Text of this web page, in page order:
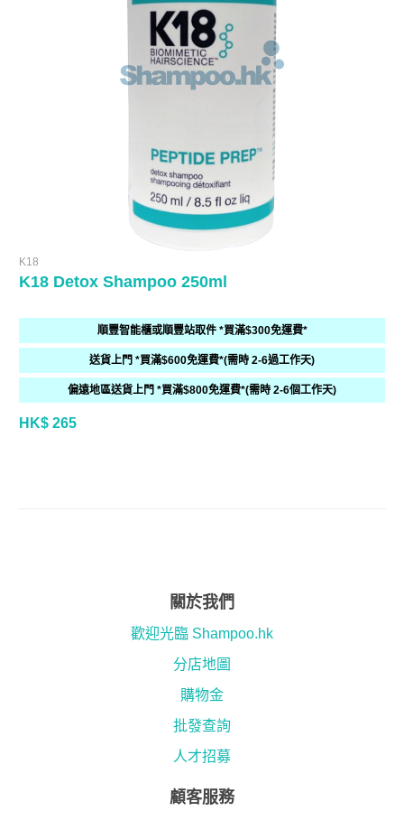
K18
K18 Detox Shampoo 250ml
順豐智能櫃或順豐站取件 *買滿$300免運費*
送貨上門 *買滿$600免運費*(需時 2-6過工作天)
偏遠地區送貨上門 *買滿$800免運費*(需時 2-6個工作天)
HK$ 265
關於我們
歡迎光臨 Shampoo.hk
分店地圖
購物金
批發查詢
人才招募
顧客服務